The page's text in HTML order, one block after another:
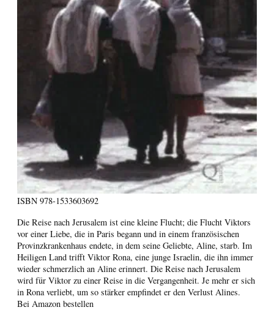
ISBN 978-1533603692
Die Reise nach Jerusalem ist eine kleine Flucht; die Flucht Viktors
vor einer Liebe, die in Paris begann und in einem französischen
Provinzkrankenhaus endete, in dem seine Geliebte, Aline, starb. Im
Heiligen Land trifft Viktor Rona, eine junge Israelin, die ihn immer
wieder schmerzlich an Aline erinnert. Die Reise nach Jerusalem
wird für Viktor zu einer Reise in die Vergangenheit. Je mehr er sich
in Rona verliebt, um so stärker empfindet er den Verlust Alines.
Bei Amazon bestellen